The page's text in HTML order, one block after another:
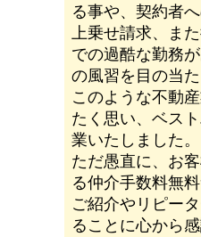
る事や、契約者
上乗せ請求、ま
での過酷な勤務
の風習を目の当た
このような不動
たく思い、ベス
業いたしました。
ただ愚直に、お
る仲介手数料無
ご紹介やリピー
ることに心から